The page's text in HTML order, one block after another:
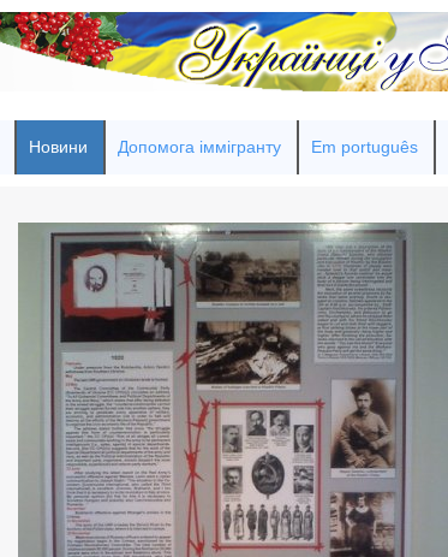
Новини Допомога іммігранту Em português